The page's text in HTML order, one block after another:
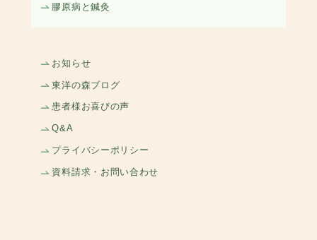
膠原病と鍼灸
お知らせ
東洋の森ブログ
患者様お喜びの声
Q&A
プライバシーポリシー
資料請求・お問い合わせ